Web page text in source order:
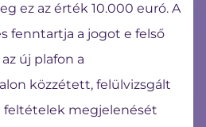
ez az érték 10.000 euró. A
fenntartja a jogot e felső
új plafon a
közzétett, felülvizsgált
feltételek megjelenését